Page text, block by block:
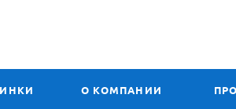
О КОМПАНИИ